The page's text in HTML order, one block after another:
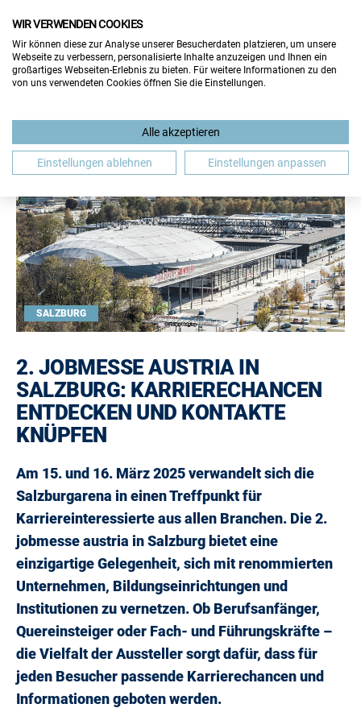
SALZBURG
2. JOBMESSE AUSTRIA IN
SALZBURG: KARRIERECHANCEN
ENTDECKEN UND KONTAKTE
KNÜPFEN
Am 15. und 16. März 2025 verwandelt sich die
Salzburgarena in einen Treffpunkt für
Karriereinteressierte aus allen Branchen. Die 2.
jobmesse austria in Salzburg bietet eine
einzigartige Gelegenheit, sich mit renommierten
Unternehmen, Bildungseinrichtungen und
Institutionen zu vernetzen. Ob Berufsanfänger,
Quereinsteiger oder Fach- und Führungskräfte –
die Vielfalt der Aussteller sorgt dafür, dass für
jeden Besucher passende Karrierechancen und
Informationen geboten werden.
WIR VERWENDEN COOKIES
Wir können diese zur Analyse unserer Besucherdaten platzieren, um unsere
Webseite zu verbessern, personalisierte Inhalte anzuzeigen und Ihnen ein
großartiges Webseiten-Erlebnis zu bieten. Für weitere Informationen zu den
von uns verwendeten Cookies öffnen Sie die Einstellungen.
Alle akzeptieren
Einstellungen ablehnen Einstellungen anpassen